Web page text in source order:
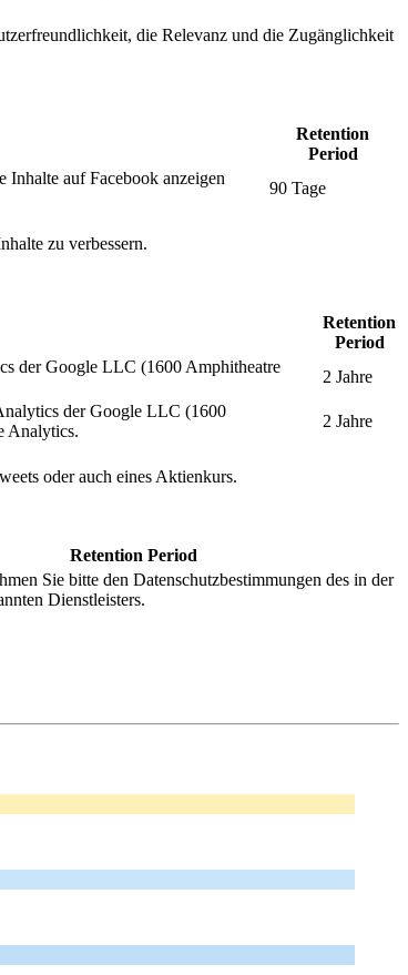
die Relevanz und die Zugänglichkeit
Retention
Period
Inhalte auf Facebook anzeigen
90 Tage
zu verbessern.
Retention
Period
der Google LLC (1600 Amphitheatre
2 Jahre
der Google LLC (1600
Analytics.
2 Jahre
oder auch eines Aktienkurs.
Retention Period
Sie bitte den Datenschutzbestimmungen des in der
Dienstleisters.